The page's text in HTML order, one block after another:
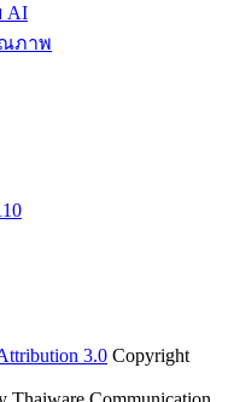
AI
3.0 Copyright